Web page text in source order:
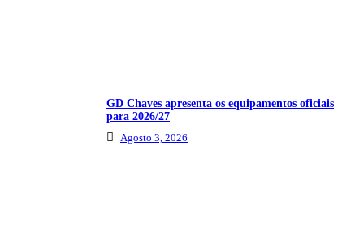
GD Chaves apresenta os equipamentos oficiais
para 2026/27
Agosto 3, 2026